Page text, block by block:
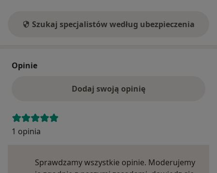
Szukaj specjalistów według ubezpieczenia
Opinie
Dodaj swoją opinię
1 opinia
Sprawdzamy wszystkie opinie. Moderujemy